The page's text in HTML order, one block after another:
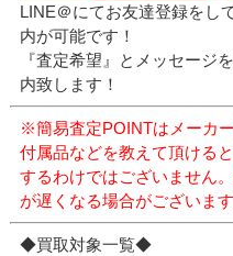
LINE＠にてお友達登録をし
内が可能です！
『査定希望』とメッセージ
内致します！
※簡易査定POINTはメーカ
付属品などを教えて頂ける
するわけではございません
が遅くなる場合がございます
◆買取対象一覧◆